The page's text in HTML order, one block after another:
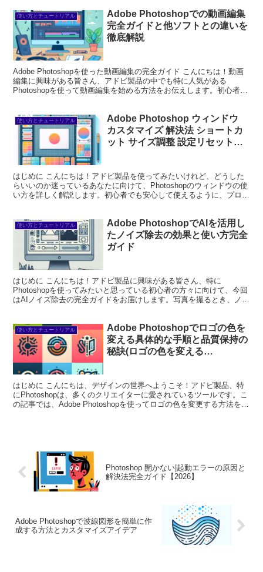
使い方とチュートリアル
Adobe Photoshopでの動画編集
完全ガイドと他ソフトとの違いを
徹底解説
Adobe Photoshopを使った動画編集の完全ガイド こんにちは！動画
編集に興味がある皆さん、アドビ製品の中でも特に人気がある
Photoshopを使って動画編集を始める方法をお伝えします。初心者の
使い方とチュートリアル
Adobe Photoshop ウィンドウ
カスタマイズ 解決法 ショートカ
ット サイズ調整 設定リセットガ
はじめに こんにちは！アドビ製品を使ってみたいけれど、どうした
らいいのか迷っているあなたに向けて、Photoshopのウィンドウの使
い方を詳しく解説します。初心者でも安心して使えるように、プロの
使い方とチュートリアル
Adobe PhotoshopでAIを活用し
たノイズ除去の効果と使い方完全
ガイド
はじめに こんにちは！アドビ製品に興味がある皆さん、特に
Photoshopを使ってみたいと思っている初心者の方々に向けて、今回
はAIノイズ除去の完全ガイドをお届けします。写真を撮るとき、ノイ
使い方とチュートリアル
Adobe Photoshopでロゴの色を
変える具体的な手順と品質保持の
秘訣(ロゴの色を変える
はじめに こんにちは、デザインの世界へようこそ！アドビ製品、特
にPhotoshopは、多くのクリエイターに愛されているツールです。こ
の記事では、Adobe Photoshopを使ってロゴの色を変更する方法を初
Photoshop 開かない|起動エラーの原因と
解決法完全ガイド【2026】
Adobe Photoshopで波線図形を簡単に作
成する方法とカスタマイズアイデア